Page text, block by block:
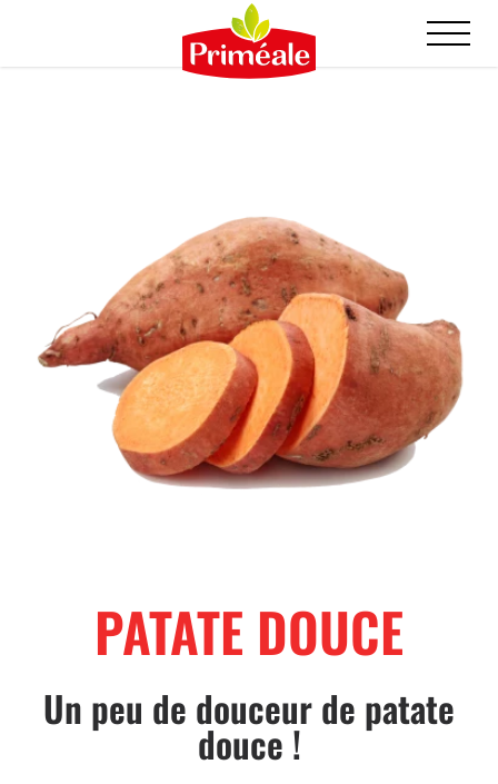
PATATE DOUCE
Un peu de douceur de patate
douce !